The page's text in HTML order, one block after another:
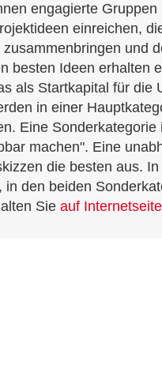
engagierte Gruppen
einreichen,
und
besten Ideen erhalten
als Startkapital für die
in einer
Eine
machen". Eine
die besten aus.
den beiden
Sie auf